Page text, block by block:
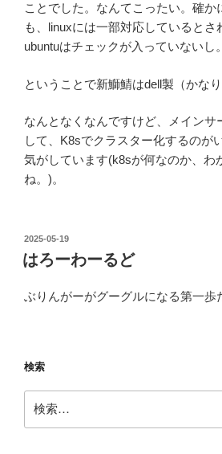
ことでした。なんてこったい。確か
も、linuxには一部対応しているとさ
ubuntuはチェックが入っていないし。
ということで新鰤鯖はdell製（かな
なんとなくなんですけど、メインサ
して、K8sでクラスター化するのが
気がしています(k8sが何なのか、わ
ね。)。
投
稿
日:
2025-05-19
はろーわーるど
ぶりんがーがグーグルになる第一歩
検索
索: